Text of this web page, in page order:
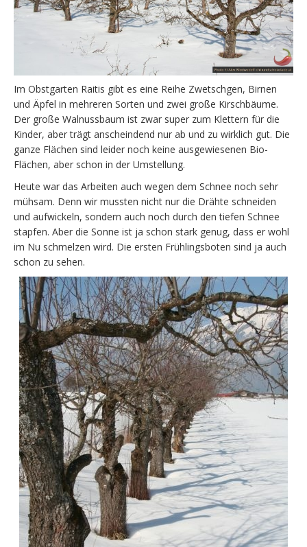
Im Obstgarten Raitis gibt es eine Reihe Zwetschgen, Birnen
und Äpfel in mehreren Sorten und zwei große Kirschbäume.
Der große Walnussbaum ist zwar super zum Klettern für die
Kinder, aber trägt anscheindend nur ab und zu wirklich gut. Die
ganze Flächen sind leider noch keine ausgewiesenen Bio-
Flächen, aber schon in der Umstellung.
Heute war das Arbeiten auch wegen dem Schnee noch sehr
mühsam. Denn wir mussten nicht nur die Drähte schneiden
und aufwickeln, sondern auch noch durch den tiefen Schnee
stapfen. Aber die Sonne ist ja schon stark genug, dass er wohl
im Nu schmelzen wird. Die ersten Frühlingsboten sind ja auch
schon zu sehen.